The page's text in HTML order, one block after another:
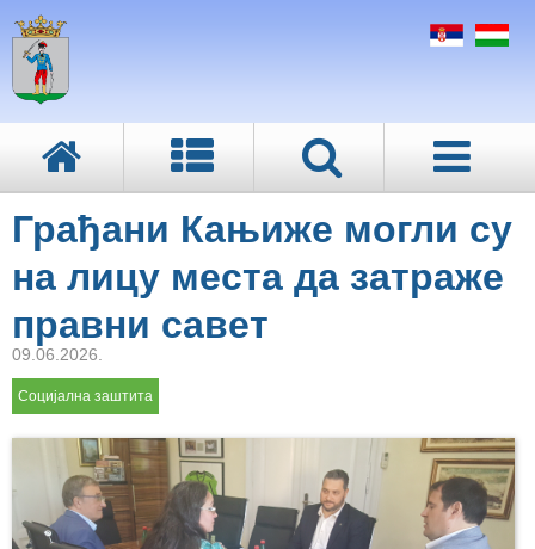
Грађани Кањиже могли су
на лицу места да затраже
правни савет
09.06.2026.
Социјална заштита